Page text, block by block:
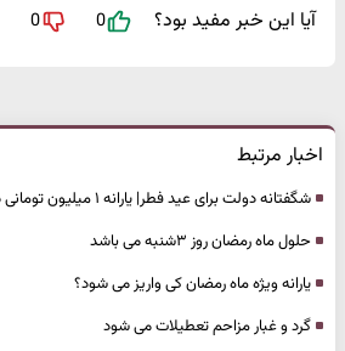
آیا این خبر مفید بود؟ 0
0
اخبار مرتبط
شگفتانه دولت برای عید فطر| یارانه ۱ میلیون تومانی در جیب این افراد
حلول ماه رمضان روز ۳شنبه می باشد
یارانه ویژه ماه رمضان کی واریز می شود؟
گرد و غبار مزاحم تعطیلات می شود